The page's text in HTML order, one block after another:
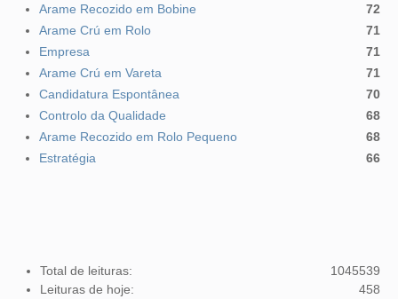
Arame Recozido em Bobine
72
Arame Crú em Rolo
71
Empresa
71
Arame Crú em Vareta
71
Candidatura Espontânea
70
Controlo da Qualidade
68
Arame Recozido em Rolo Pequeno
68
Estratégia
66
1045539
Total de leituras:
458
Leituras de hoje: